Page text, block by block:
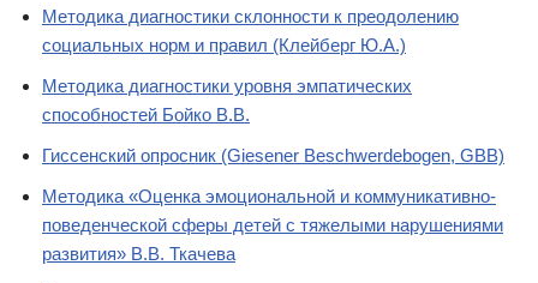
Методика диагностики склонности к преодолению
социальных норм и правил (Клейберг Ю.А.)
Методика диагностики уровня эмпатических
способностей Бойко В.В.
Гиссенский опросник (Giesener Beschwerdebogen, GBB)
Методика «Оценка эмоциональной и коммуникативно-
поведенческой сферы детей с тяжелыми нарушениями
развития» В.В. Ткачева